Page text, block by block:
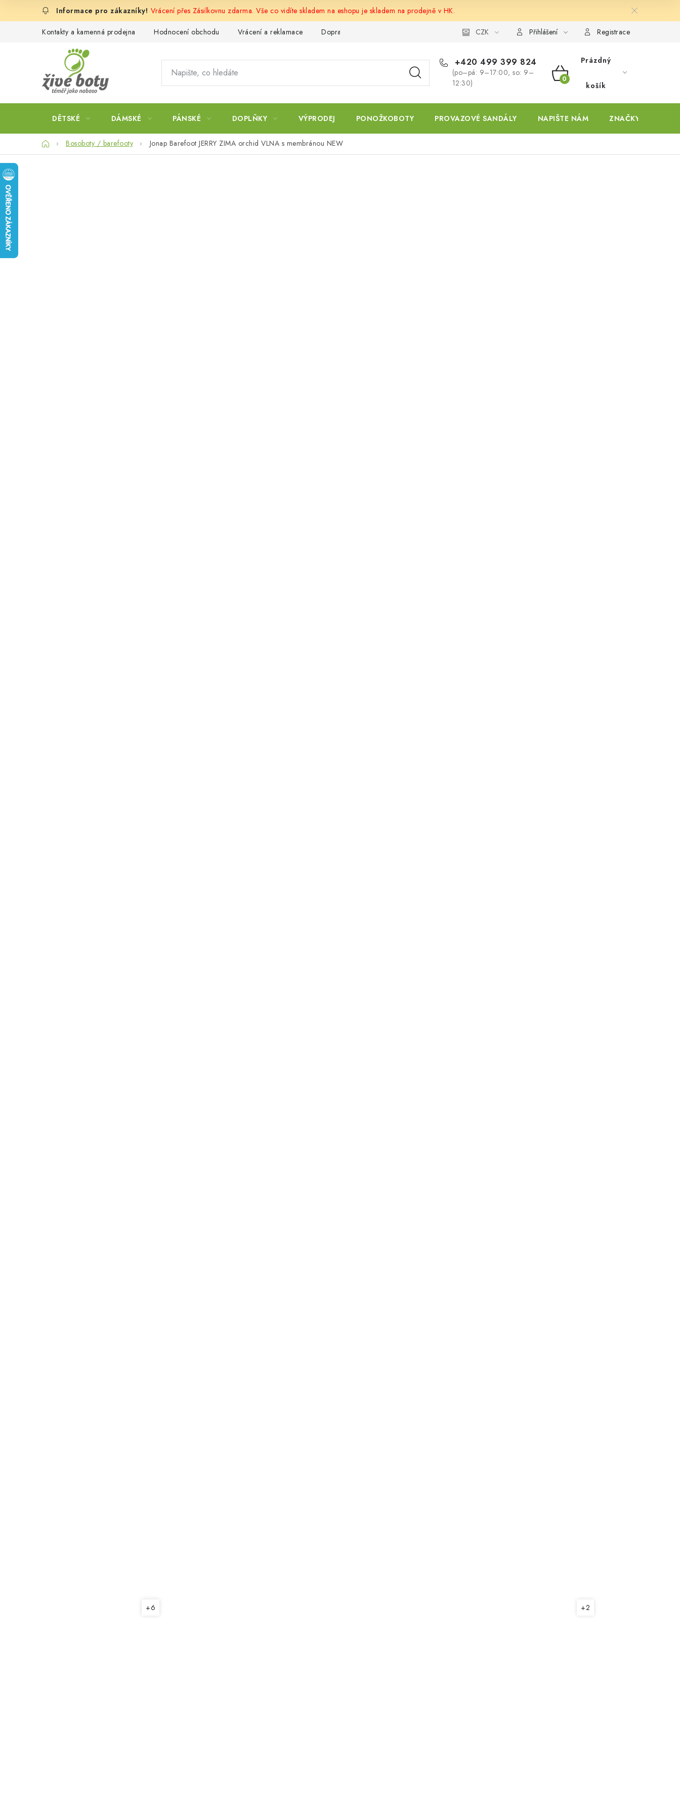
Vrácení přes Zásilkovnu zdarma. Vše co vidíte skladem na eshopu je skladem na prodejně v HK.
Kontakty a kamenná prodejna Hodnocení obchodu Vrácení a reklamace Doprava a platba CZK Přihlášení Registrace
+420 499 399 824
(po–pá: 9–17:00, so: 9–
12:30)
NÁKUPNÍ
KOŠÍK
Prázdný
košík
DĚTSKÉ DÁMSKÉ PÁNSKÉ DOPLŇKY VÝPRODEJ PONOŽKOBOTY PROVAZOVÉ SANDÁLY NAPIŠTE NÁM ZNAČKY
DomůBosoboty / barefooty Jonap Barefoot JERRY ZIMA orchid VLNA s membránou NEW